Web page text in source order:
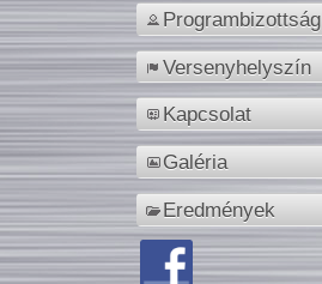
Programbizottság
Versenyhelyszín
Kapcsolat
Galéria
Eredmények